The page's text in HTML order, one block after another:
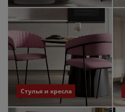
Стулья и кресла